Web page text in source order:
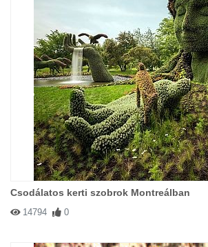
Csodálatos kerti szobrok Montreálban
14794 0